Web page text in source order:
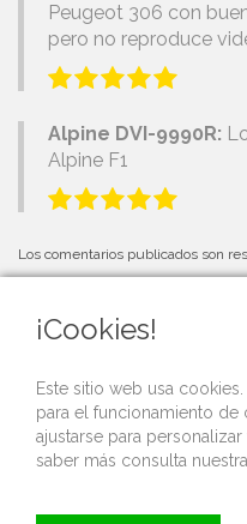
Peugeot 306 con
pero no reproduce
Alpine DVI-9990R:
Alpine F1
Los comentarios publicados son
Si organizas una competición o
publicitemos gratis desde
¡Cookies!
Este sitio web usa
para el funcionamiento de
ajustarse para
saber más consulta nuestra